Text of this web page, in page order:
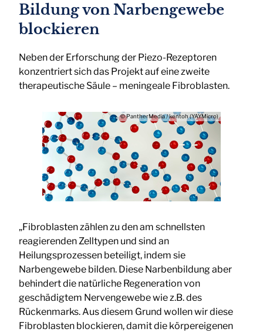
Bildung von Narbengewebe
blockieren
Neben der Erforschung der Piezo-Rezeptoren
konzentriert sich das Projekt auf eine zweite
therapeutische Säule – meningeale Fibroblasten.
© PantherMedia / kentoh (YAYMicro)
„Fibroblasten zählen zu den am schnellsten
reagierenden Zelltypen und sind an
Heilungsprozessen beteiligt, indem sie
Narbengewebe bilden. Diese Narbenbildung aber
behindert die natürliche Regeneration von
geschädigtem Nervengewebe wie z.B. des
Rückenmarks. Aus diesem Grund wollen wir diese
Fibroblasten blockieren, damit die körpereigenen